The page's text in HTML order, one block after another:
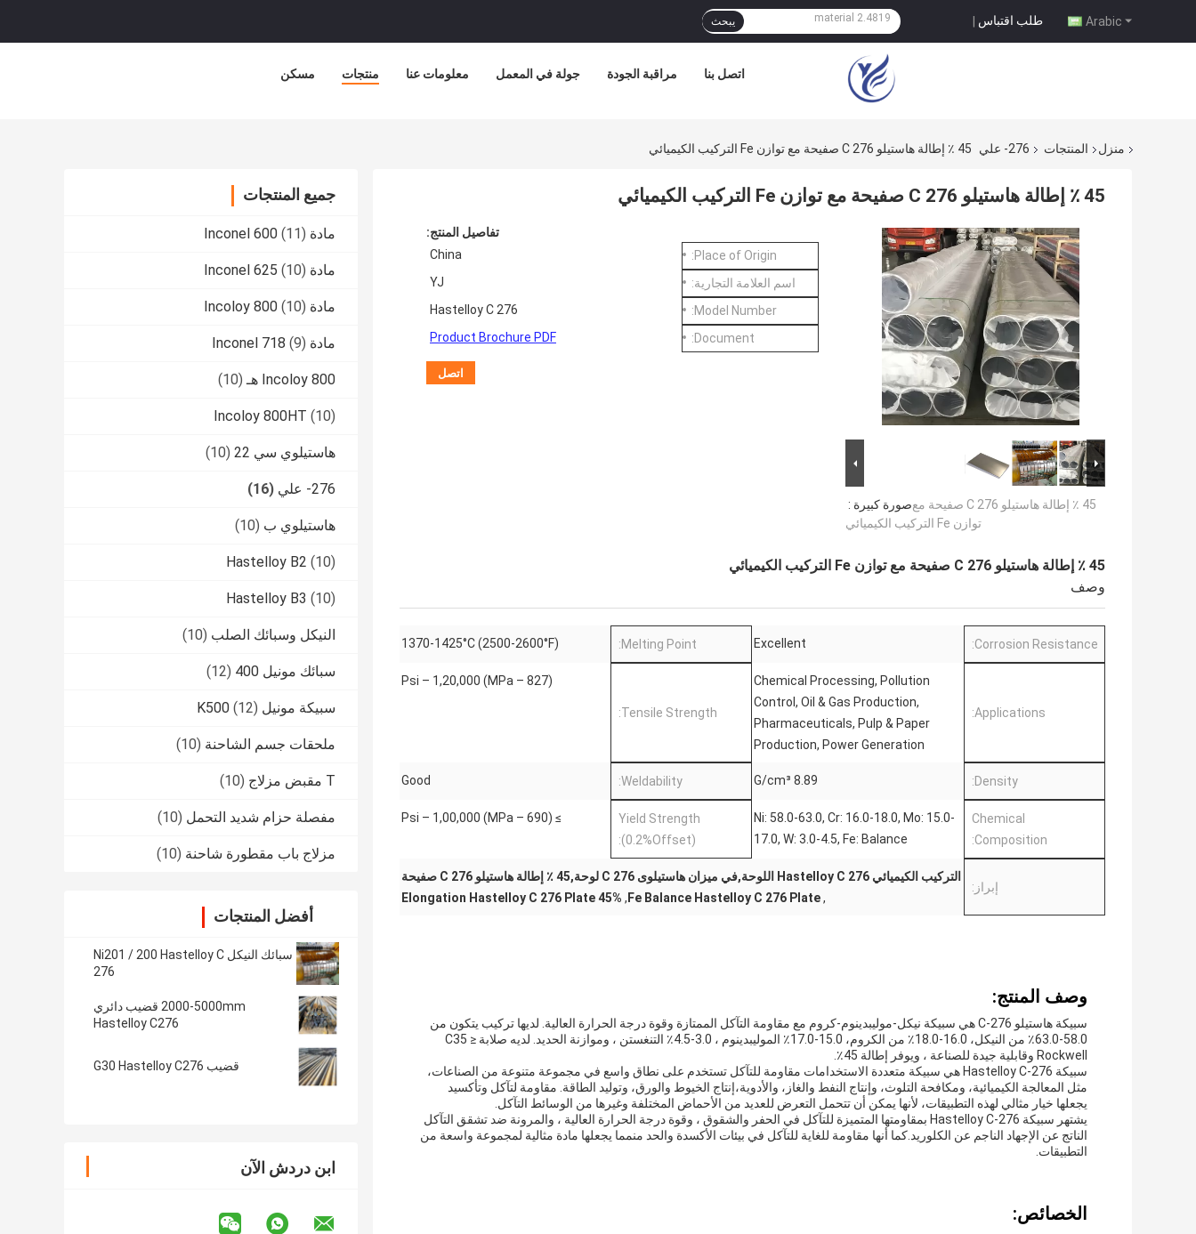
Arabic طلب اقتباس | يبحث
مسكن منتجات معلومات عنا جولة في المعمل مراقبة الجودة اتصل بنا
منزل المنتجات 276- علي 45 ٪ إطالة هاستيلو C 276 صفيحة مع توازن Fe التركيب الكيميائي
جميع المنتجات
مادة Inconel 600 (11)
مادة Inconel 625 (10)
مادة Incoloy 800 (10)
مادة Inconel 718 (9)
Incoloy 800 هـ (10)
Incoloy 800HT (10)
هاستيلوي سي 22 (10)
276- علي (16)
هاستيلوي ب (10)
Hastelloy B2 (10)
Hastelloy B3 (10)
النيكل وسبائك الصلب (10)
سبائك مونيل 400 (12)
سبيكة مونيل K500 (12)
ملحقات جسم الشاحنة (10)
T مقبض مزلاج (10)
مفصلة حزام شديد التحمل (10)
مزلاج باب مقطورة شاحنة (10)
أفضل المنتجات
سبائك النيكل Ni201 / 200 Hastelloy C
276
2000-5000mm قضيب دائري
Hastelloy C276
قضيب G30 Hastelloy C276
ابن دردش الآن
45 ٪ إطالة هاستيلو C 276 صفيحة مع توازن Fe التركيب الكيميائي
صورة كبيرة :45 ٪ إطالة هاستيلو C 276 صفيحة مع
توازن Fe التركيب الكيميائي
تفاصيل المنتج:
Place of Origin:
China
اسم العلامة التجارية:
YJ
Model Number:
Hastelloy C 276
Document:
Product Brochure PDF
اتصل
45 ٪ إطالة هاستيلو C 276 صفيحة مع توازن Fe التركيب الكيميائي
وصف
Corrosion Resistance:
Excellent
Melting Point:
1370-1425°C (2500-2600°F)
Applications:
Chemical Processing, Pollution
Control, Oil & Gas Production,
Pharmaceuticals, Pulp & Paper
Production, Power Generation
Tensile Strength:
Psi – 1,20,000 (MPa – 827)
Density:
8.89 G/cm³
Weldability:
Good
Chemical
Composition:
Ni: 58.0-63.0, Cr: 16.0-18.0, Mo: 15.0-
17.0, W: 3.0-4.5, Fe: Balance
Yield Strength
(0.2%Offset):
≥ Psi – 1,00,000 (MPa – 690)
إبراز:
التركيب الكيميائي Hastelloy C 276 اللوحة,في ميزان هاستيلوى C 276 لوحة,45 ٪ إطالة هاستيلو C 276 صفيحة
,
Fe Balance Hastelloy C 276 Plate
,
45% Elongation Hastelloy C 276 Plate
وصف المنتج:
سبيكة هاستيلو C-276 هي سبيكة نيكل-موليبدينوم-كروم مع مقاومة التآكل الممتازة وقوة درجة الحرارة العالية. لديها تركيب يتكون من
58.0-63.0٪ من النيكل، 16.0-18.0٪ من الكروم، 15.0-17.0٪ الموليبدينوم ، 3.0-4.5٪ التنغستن ، وموازنة الحديد. لديه صلابة ≤ C35
Rockwell وقابلية جيدة للصناعة ، ويوفر إطالة 45٪.
سبيكة Hastelloy C-276 هي سبيكة متعددة الاستخدامات مقاومة للتآكل تستخدم على نطاق واسع في مجموعة متنوعة من الصناعات،
مثل المعالجة الكيميائية، ومكافحة التلوث، وإنتاج النفط والغاز، والأدوية،إنتاج الخيوط والورق، وتوليد الطاقة. مقاومة لتآكل وتأكسيد
يجعلها خيار مثالي لهذه التطبيقات، لأنها يمكن أن تتحمل التعرض للعديد من الأحماض المختلفة وغيرها من الوسائط التآكل.
يشتهر سبيكة Hastelloy C-276 بمقاومتها المتميزة للتآكل في الحفر والشقوق ، وقوة درجة الحرارة العالية ، والمرونة ضد تشقق التآكل
الناتج عن الإجهاد الناجم عن الكلوريد.كما أنها مقاومة للغاية للتآكل في بيئات الأكسدة والحد منمما يجعلها مادة مثالية لمجموعة واسعة من
التطبيقات.
الخصائص: